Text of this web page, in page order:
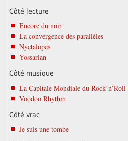
Côté lecture
Encore du noir
La convergence des parallèles
Nyctalopes
Yossarian
Côté musique
La Capitale Mondiale du Rock’n’Roll
Voodoo Rhythm
Côté vrac
Je suis une tombe